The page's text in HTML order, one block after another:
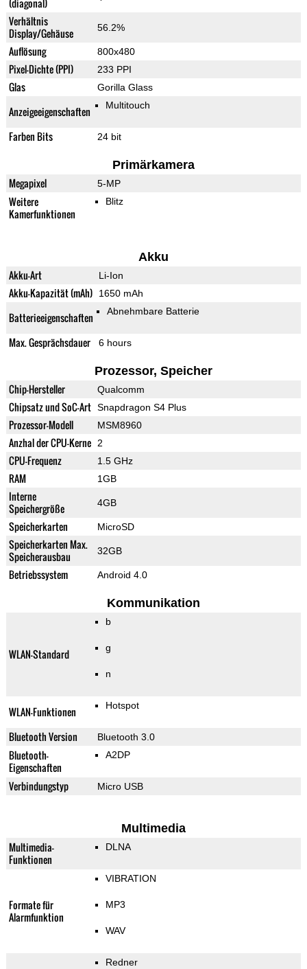
(diagonal)
Verhältnis
Display/Gehäuse
56.2%
Auflösung 800x480
Pixel-Dichte (PPI) 233 PPI
Glas Gorilla Glass
Anzeigeeigenschaften Multitouch
Farben Bits 24 bit
Primärkamera
Megapixel 5-MP
Weitere
Kamerfunktionen
Blitz
Akku
Akku-Art Li-Ion
Akku-Kapazität (mAh) 1650 mAh
Batterieeigenschaften Abnehmbare Batterie
Max. Gesprächsdauer 6 hours
Prozessor, Speicher
Chip-Hersteller Qualcomm
Chipsatz und SoC-Art Snapdragon S4 Plus
Prozessor-Modell MSM8960
Anzhal der CPU-Kerne 2
CPU-Frequenz 1.5 GHz
RAM 1GB
Interne
Speichergröße
4GB
Speicherkarten MicroSD
Speicherkarten Max.
Speicherausbau
32GB
Betriebssystem Android 4.0
Kommunikation
WLAN-Standard
b
g
n
WLAN-Funktionen Hotspot
Bluetooth Version Bluetooth 3.0
Bluetooth-
Eigenschaften
A2DP
Verbindungstyp Micro USB
Multimedia
Multimedia-
Funktionen
DLNA
Formate für
Alarmfunktion
VIBRATION
MP3
WAV
Redner